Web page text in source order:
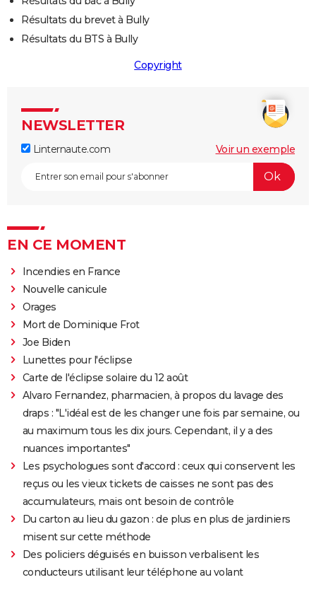
Résultats du brevet à Bully
Résultats du BTS à Bully
Copyright
NEWSLETTER
Linternaute.com Voir un exemple
EN CE MOMENT
Incendies en France
Nouvelle canicule
Orages
Mort de Dominique Frot
Joe Biden
Lunettes pour l'éclipse
Carte de l'éclipse solaire du 12 août
Alvaro Fernandez, pharmacien, à propos du lavage des
draps : "L'idéal est de les changer une fois par semaine, ou
au maximum tous les dix jours. Cependant, il y a des
nuances importantes"
Les psychologues sont d'accord : ceux qui conservent les
reçus ou les vieux tickets de caisses ne sont pas des
accumulateurs, mais ont besoin de contrôle
Du carton au lieu du gazon : de plus en plus de jardiniers
misent sur cette méthode
Des policiers déguisés en buisson verbalisent les
conducteurs utilisant leur téléphone au volant